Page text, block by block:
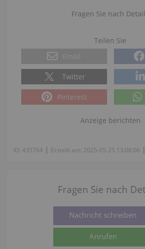
Fragen Sie nach
Teilen Sie
Email
Twitter
Pinterest
Anzeige berichten
ID: 435764 | Erstellt am: 2025-05-25 13:08:06 |
Fragen Sie nach